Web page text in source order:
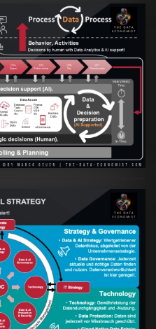
müssen Hand
gehen
VIEW
die "Head Phone
Strategy"?